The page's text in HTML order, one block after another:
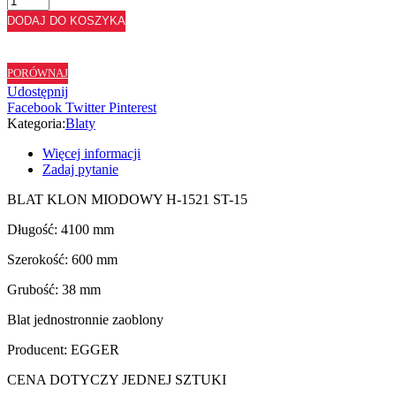
BLAT
KLON
H1521
ST15
-
60
cm
DODAJ DO KOSZYKA
PORÓWNAJ
Udostępnij
Facebook Twitter Pinterest
Kategoria:Blaty
Więcej informacji
Zadaj pytanie
BLAT KLON MIODOWY H-1521 ST-15
Długość: 4100 mm
Szerokość: 600 mm
Grubość: 38 mm
Blat jednostronnie zaoblony
Producent: EGGER
CENA DOTYCZY JEDNEJ SZTUKI